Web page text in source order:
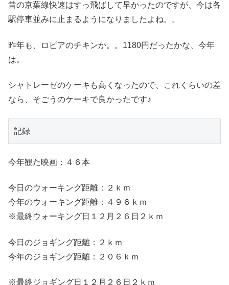
昔の京葉線快速はすっ飛ばして早かったのですが、今は各
駅停車並みに止まるようになりましたよね。。
昨年も、ロピアのチキンか。。1180円だったかな、今年
は。
シャトレーゼのケーキも高くなったので、これくらいの差
なら、そごうのケーキで良かったです♪
記録
今年観た映画：４６本
今日のウォーキング距離：２ｋｍ
今年のウォーキング距離：４９６ｋｍ
※最終ウォーキング日１２月２６日２ｋｍ
今日のジョギング距離：２ｋｍ
今年のジョギング距離：２０６ｋｍ
※最終ジョギング日１２月２６日２ｋｍ